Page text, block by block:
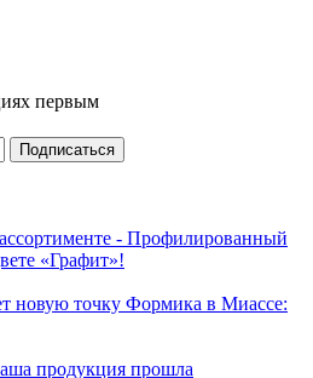
первым
- Профилированный
«Графит»!
новую точку Формика в Миассе:
продукция прошла